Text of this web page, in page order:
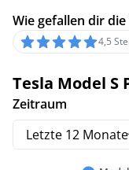
Wie gefallen dir
4,5
Tesla Model S
Zeitraum
Letzte 12 Monate